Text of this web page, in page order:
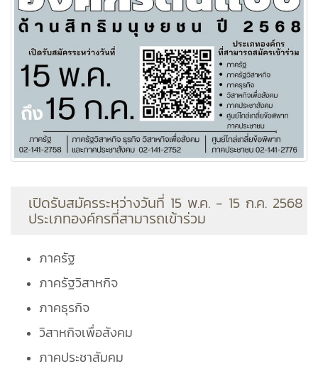
เปิดรับสมัครระหว่างวันที่ 15 พ.ค. - 15 ก.ค. 2568
ประเภทองค์กรที่สามารถเข้าร่วม
ภาครัฐ
ภาครัฐวิสาหกิจ
ภาคธุรกิจ
วิสาหกิจเพื่อสังคม
ภาคประชาสัมคม